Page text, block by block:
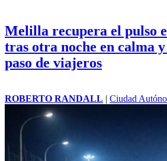
Melilla recupera el pulso
tras otra noche en calma
paso de viajeros
ROBERTO RANDALL | Ciudad